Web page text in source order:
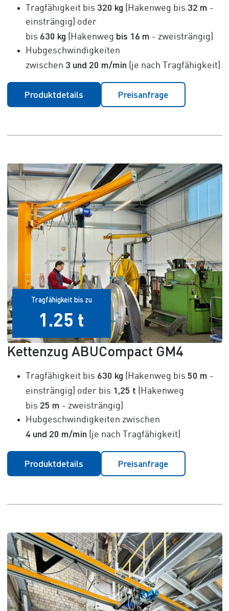
Tragfähigkeit bis 320 kg (Hakenweg bis 32 m -
einsträngig) oder
bis 630 kg (Hakenweg bis 16 m - zweisträngig)
Hubgeschwindigkeiten
zwischen 3 und 20 m/min (je nach Tragfähigkeit)
Produktdetails Preisanfrage
Tragfähigkeit bis zu
1.25 t
Kettenzug ABUCompact GM4
Tragfähigkeit bis 630 kg (Hakenweg bis 50 m -
einsträngig) oder bis 1,25 t (Hakenweg
bis 25 m - zweisträngig)
Hubgeschwindigkeiten zwischen
4 und 20 m/min (je nach Tragfähigkeit)
Produktdetails Preisanfrage